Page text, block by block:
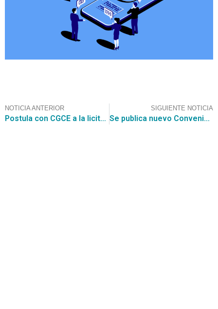
NOTICIA ANTERIOR
Postula con CGCE a la licitación de la Ilustre Municipalidad de Las Condes para el Servicio de Arriendo de Vehículos por $5.100.000.000
SIGUIENTE NOTICIA
Se publica nuevo Convenio Marco de Compra de Vehículos y Maquinaria ID: 2239-6-LR25, Asesórate con CGCE